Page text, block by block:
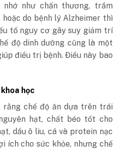
như chấn thương, trầm
hoặc do bệnh lý Alzheimer thì
tố nguy cơ gây suy giảm trí
độ dinh dưỡng cũng là một
điều trị bệnh. Điều này bao
học
rằng chế độ ăn dựa trên trái
hạt, chất béo tốt cho
dầu ô liu, cá và protein nạc
ích cho sức khỏe, nhưng chế